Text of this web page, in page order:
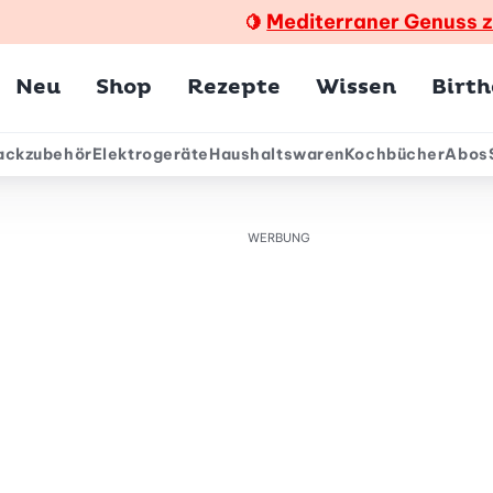
🍋 Mediterraner Genuss
Neu Shop Rezepte Wissen
ElektrogeräteHaushaltswarenKochbücherAbos
WERBUNG